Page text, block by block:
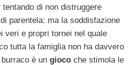
tentando di non distruggere
parentela: ma la soddisfazione
veri e propri tornei nel quale
tutta la famiglia non ha davvero
è un gioco che stimola le